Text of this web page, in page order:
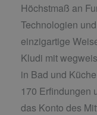
Höchstmaß an
Technologien
einzigartige
Kludi mit
in Bad und
170 Erfindungen
das Konto des